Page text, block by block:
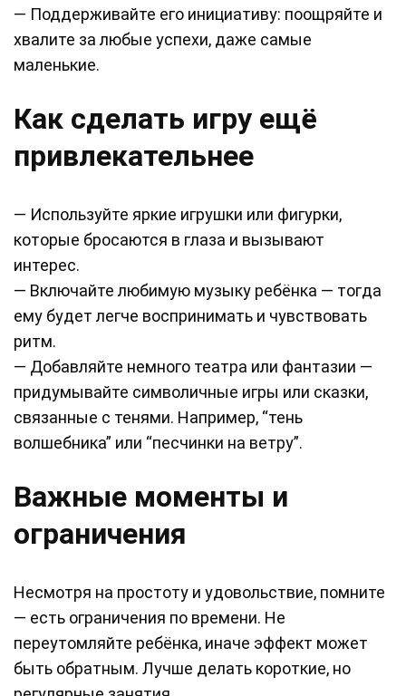
— Поддерживайте его инициативу: поощряйте и
хвалите за любые успехи, даже самые
маленькие.
Как сделать игру ещё
привлекательнее
— Используйте яркие игрушки или фигурки,
которые бросаются в глаза и вызывают
интерес.
— Включайте любимую музыку ребёнка — тогда
ему будет легче воспринимать и чувствовать
ритм.
— Добавляйте немного театра или фантазии —
придумывайте символичные игры или сказки,
связанные с тенями. Например, “тень
волшебника” или “песчинки на ветру”.
Важные моменты и
ограничения
Несмотря на простоту и удовольствие, помните
— есть ограничения по времени. Не
переутомляйте ребёнка, иначе эффект может
быть обратным. Лучше делать короткие, но